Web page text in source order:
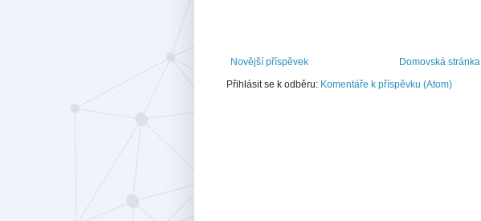
Novější příspěvek
Domovská stránka
Přihlásit se k odběru: Komentáře k příspěvku (Atom)